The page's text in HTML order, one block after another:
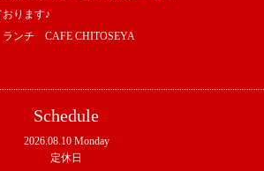
ります♪
チ CAFE CHITOSEYA
Schedule
2026.08.10 Monday
定休日